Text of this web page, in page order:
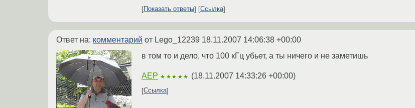
Показать ответы Ссылка
Ответ на: комментарий от Lego_12239 18.11.2007 14:06:38 +00:00
в том то и дело, что 100 кГц убьет, а ты ничего и не заметишь
AEP ★★★★★ (18.11.2007 14:33:26 +00:00)
Ссылка